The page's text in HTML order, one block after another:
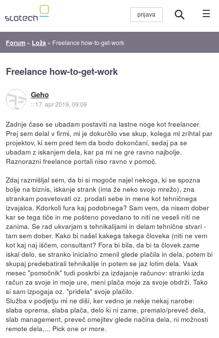
☰
Forum » Loža » Freelance how-to-get-work
Freelance how-to-get-work
Geho
:: 17. apr 2019, 09:09
Zadnje čase se ubadam postaviti na lastne noge kot freelancer.
Prej sem delal v firmi, mi je dokurčilo vse skup, kolega mi zrihtal par
projektov, ki sem pred tem da bodo dokončani, sedaj pa se
ubadam z iskanjem dela, kar pa mi ne gre ravno najbolje.
Raznorazni freelance portali niso ravno v pomoč.
Zdaj razmišljal sem, da bi si mogoče najel nekoga, ki se spozna
bolje na biznis, iskanje strank (ima že neko svojo mrežo), zna
strankam posvetovati oz. prodati sebe in mene kot tehničnega
izvajalca. Kdorkoli fura kaj podobnega? Sam vem, da nisem dober
kar se tega tiče in me pošteno povedano to niti ne veseli niti ne
zanima. Se rad ukvarjam s tehnikalijami in delam tehnične stvari -
tam sem dober. Kako bi našel kakega takega človeka (niti ne vem
kot kaj naj iščem, consultant? Fora bi bila, da bi ta človek zame
iskal delo, se stranko inicialno zmenil glede plačila in dela, potem bi
skupaj predebatirali tehnikalije in potem se jaz lotim dela. Vsak
mesec "pomočnik" tudi poskrbi za izdajanje računov: stranki izda
račun za svoje in moje ure, meni plača moje za svoje obdrži. Tako
si sam izpogaja oz. "pridela" svoje plačilo.
Služba v podjetju mi ne diši, ker vedno je nekje nekaj narobe:
slaba oprema, slaba plača, delo ki ni zame, premalo/preveč dela,
slab management, preveč omejitev glede načina dela, ni možnosti
remote dela,... Pick one or more.